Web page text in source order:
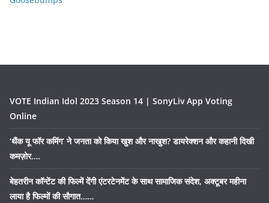
VOTE Indian Idol 2023 Season 14 | SonyLiv App Voting
Online
‘थैंक यू फॉर कमिंग’ ने जनता को किया खुश और नाखुश? डायरेक्शन और कहानी दिखी
कमज़ोर….
बेहतरीन कॉन्टेंट की फिल्में देंगी एंटरटेनमेंट के साथ सामाजिक संदेश, अक्टूबर महीना
लाया है फिल्मों की सौगात……